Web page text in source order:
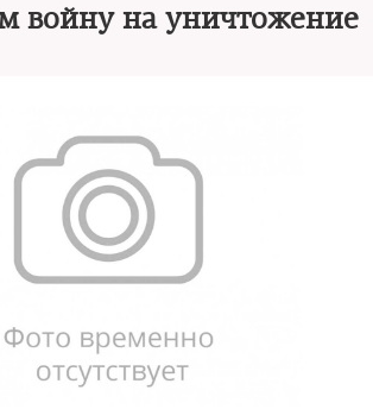
войну на уничтожение